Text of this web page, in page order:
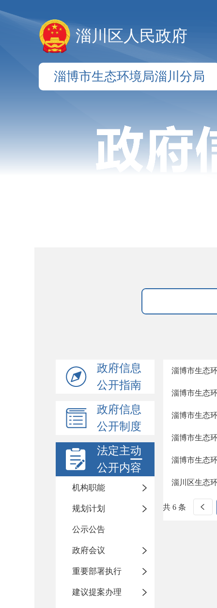
淄川区人民政府
淄博市生态环境局淄川分局
政府信息
公开指南
政府信息
公开制度
法定主动
公开内容
机构职能
规划计划
公示公告
政府会议
重要部署执行
建议提案办理
淄博市生态
淄博市生态
淄博市生态
淄博市生态
淄博市生态
淄川区生态
共 6 条